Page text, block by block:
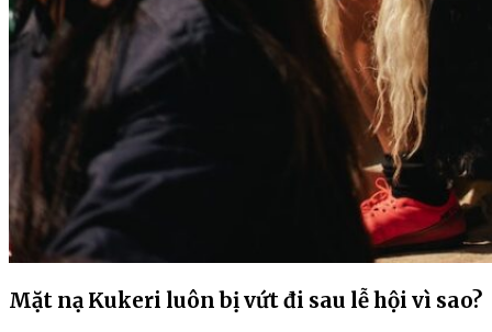
Mặt nạ Kukeri luôn bị vứt đi sau lễ hội vì sao?